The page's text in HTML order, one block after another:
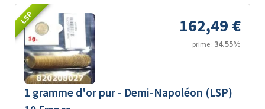
LSP 162,49 €
prime : 34.55%
1 gramme d'or pur - Demi-Napoléon (LSP)